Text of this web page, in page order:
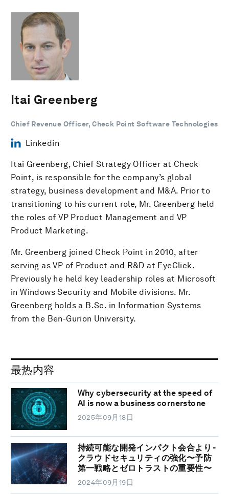
Itai Greenberg
Chief Revenue Officer, Check Point Software Technologies
Linkedin
Itai Greenberg, Chief Strategy Officer at Check
Point, is responsible for the company’s global
strategy, business development and M&A. Prior to
transitioning to his current role, Mr. Greenberg held
the roles of VP Product Management and VP
Product Marketing.
Mr. Greenberg joined Check Point in 2010, after
serving as VP of Product and R&D at EyeClick.
Previously he held key leadership roles at Microsoft
in Windows Security and Mobile divisions. Mr.
Greenberg holds a B.Sc. in Information Systems
from the Ben-Gurion University.
最热内容
Why cybersecurity at the speed of
AI is now a business cornerstone
2025年09月18日
持続可能な開発インパクト会合より -
クラウドセキュリティの強化〜予防
第一戦略とゼロトラストの重要性〜
2024年09月19日